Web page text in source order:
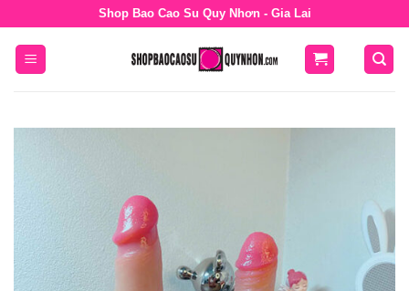
dung
Shop Bao Cao Su Quy Nhơn - Gia Lai